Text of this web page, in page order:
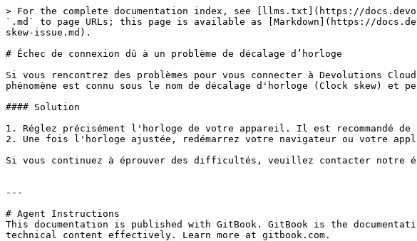
> For the complete documentation index, see [llms.txt](https://
`.md` to page URLs; this page is available as [Markdown](https://
skew-issue.md).
# Échec de connexion dû à un problème de décalage d’horloge
Si vous rencontrez des problèmes pour vous connecter à Devolutions
phénomène est connu sous le nom de décalage d'horloge (Clock skew)
#### Solution
1. Réglez précisément l'horloge de votre appareil. Il est recommandé
2. Une fois l'horloge ajustée, redémarrez votre navigateur ou votre
Si vous continuez à éprouver des difficultés, veuillez contacter notre
---
# Agent Instructions
This documentation is published with GitBook. GitBook is the
technical content effectively. Learn more at gitbook.com.